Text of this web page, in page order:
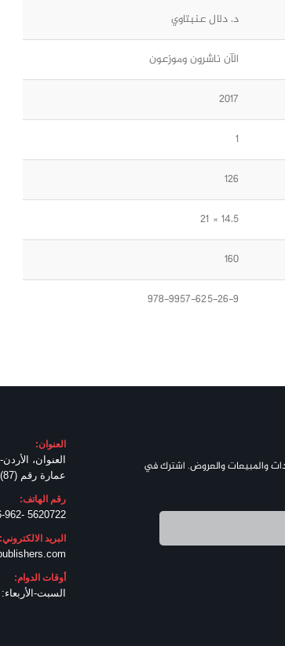
د. دلال عنبتاوي
الآن ناشرون وموزعون
2017
1
126
14.5 × 21
160
978-9957-625-26-9
والمبيعات والعروض. اشترك في
العنوان:
العنوان،
عمارة رقم (87) ط1
رقم الهاتف:
5620722 -6-962
البريد الالكتروني:
أوقات الدوام:
السبت-الأربعاء: 9 صباحاً -5 مساءً، الخميس: 9-صباحا-3 مساء.